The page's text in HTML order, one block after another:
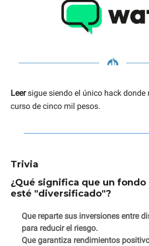
Leersigue siendo el único hack donde
curso de cinco mil pesos.
Trivia
¿Qué significa que un
esté "diversificado"?
Que reparte sus inversiones entre
para reducir el riesgo.
Que garantiza rendimientos